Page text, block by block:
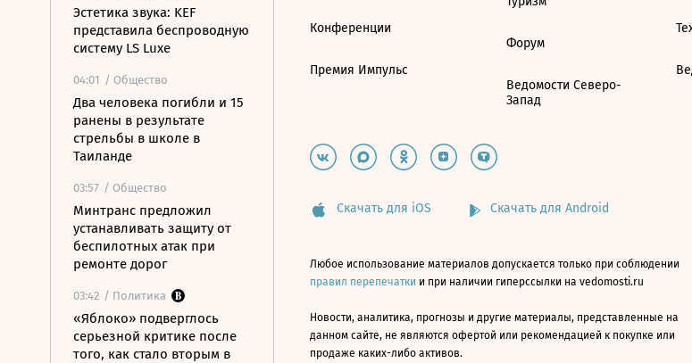
Эстетика звука: KEF
представила беспроводную
систему LS Luxe
04:01 / Общество
Два человека погибли и 15
ранены в результате
стрельбы в школе в
Таиланде
03:57 / Общество
Минтранс предложил
устанавливать защиту от
беспилотных атак при
ремонте дорог
03:42 / Политика
«Яблоко» подверглось
серьезной критике после
того, как стало вторым в
Конференции
Премия Импульс
Форум
Ведомости Северо-
Запад
Скачать для iOS Скачать для Android
Любое использование материалов допускается только при соблюдении
правил перепечатки и при наличии гиперссылки на vedomosti.ru
Новости, аналитика, прогнозы и другие материалы, представленные на
данном сайте, не являются офертой или рекомендацией к покупке или
продаже каких-либо активов.